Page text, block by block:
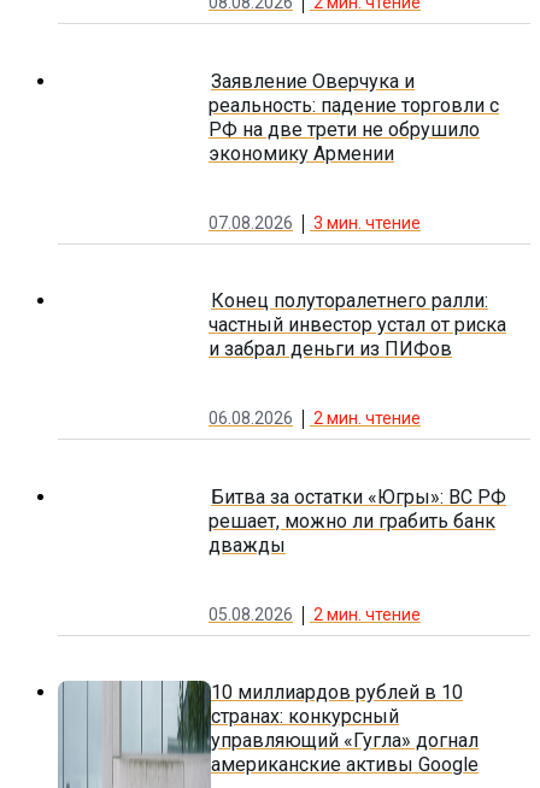
Заявление Оверчука и
реальность: падение торговли с
РФ на две трети не обрушило
экономику Армении
07.08.2026 3 мин. чтение
Конец полуторалетнего ралли:
частный инвестор устал от риска
и забрал деньги из ПИФов
06.08.2026 2мин. чтение
Битва за остатки «Югры»: ВС РФ
решает, можно ли грабить банк
дважды
05.08.2026 2 мин. чтение
10 миллиардов рублей в 10
странах: конкурсный
управляющий «Гугла» догнал
американские активы Google